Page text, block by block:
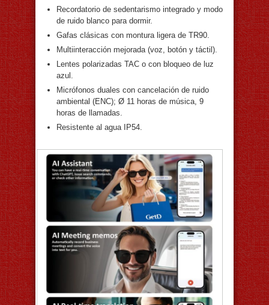
Recordatorio de sedentarismo integrado y modo
de ruido blanco para dormir.
Gafas clásicas con montura ligera de TR90.
Multiinteracción mejorada (voz, botón y táctil).
Lentes polarizadas TAC o con bloqueo de luz
azul.
Micrófonos duales con cancelación de ruido
ambiental (ENC); Ø 11 horas de música, 9
horas de llamadas.
Resistente al agua IP54.